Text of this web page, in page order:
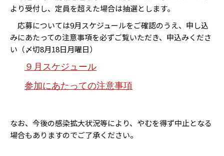
より受付し、定員を超えた場合は抽選とします。
応募については9月スケジュールをご確認のうえ、申し込
みにあたっての注意事項を必ずご覧いただき、申込みくださ
い（〆切8月18日月曜日）
９月スケジュール
参加にあたっての注意事項
なお、今後の感染拡大状況等により、やむを得ず中止となる
場合もありますのでご了承ください。